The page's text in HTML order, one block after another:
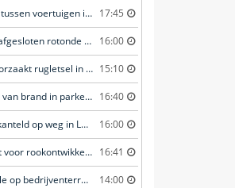
Brokstukken na aanrijding tussen voertuigen in Amersfoort 17:45
Boerenprotest zorgt voor afgesloten rotonde in Renswoude 16:00
Vrachtwagen botsing veroorzaakt rugletsel in Vorstenbosch 15:10
Pand ontruimd na melding van brand in parkeergarage in Leeuwarden 16:40
Aanhanger van tractor gekanteld op weg in Leiderdorp 16:00
Brand door kunststof zorgt voor rookontwikkeling in Veghel 16:41
Brandweer doet na controle op bedrijventerrein in Barneveld 14:00